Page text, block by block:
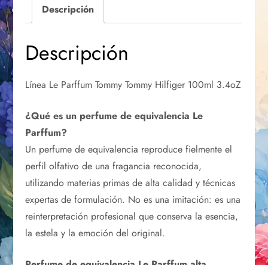
Descripción
Descripción
Línea Le Parffum Tommy Tommy Hilfiger 100ml 3.4oZ
¿Qué es un perfume de equivalencia Le
Parffum?
Un perfume de equivalencia reproduce fielmente el
perfil olfativo de una fragancia reconocida,
utilizando materias primas de alta calidad y técnicas
expertas de formulación. No es una imitación: es una
reinterpretación profesional que conserva la esencia,
la estela y la emoción del original.